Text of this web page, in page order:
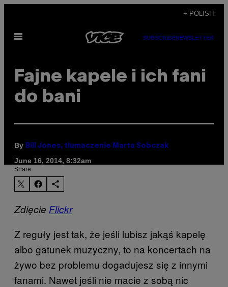
content
+ POLISH
Open
SUBSCRIBENEWSLETTER
Fajne kapele i ich fani
do bani
By Bill Jones, tłumaczenie Marta Sobczak
June 16, 2014, 8:32am
Share:
Zdięcie Flickr
Z reguły jest tak, że jeśli lubisz jakąś kapelę
albo gatunek muzyczny, to na koncertach na
żywo bez problemu dogadujesz się z innymi
fanami. Nawet jeśli nie macie z sobą nic